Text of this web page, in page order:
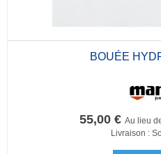
BOUÉE
55,00 € Au lieu
Livraison :